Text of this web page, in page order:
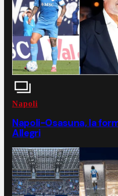
Napoli
Napoli-Osasuna, la
Allegri